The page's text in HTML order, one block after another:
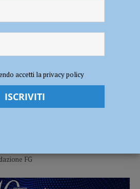
a Parma in eliambulanza
ragazzino di 12 anni
FG
accetti la privacy policy